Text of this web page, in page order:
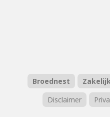
Broednest
Disclaimer